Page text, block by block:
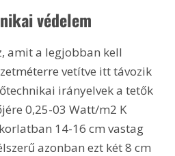
védelem
amit a legjobban kell
vetítve itt távozik
irányelvek a tetők
0,25-03 Watt/m2 K
14-16 cm vastag
azonban ezt két 8 cm